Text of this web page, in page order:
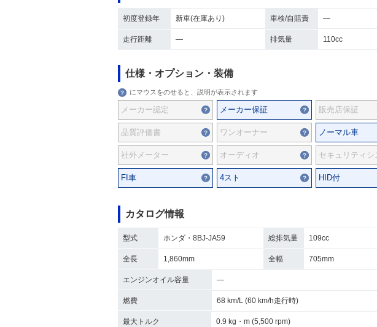
初度登録年 新車(在庫あり) 車検/自賠責 ―
走行距離 ― 排気量 110cc
仕様・オプション・装備
にマウスをのせると、説明が表示されます
メーカー認定 メーカー保証 販売店保証
品質評価書 ワンオーナー ノーマル車
社外メーター オーディオ セキュリティシ
FI車 4スト HID付
カタログ情報
型式 ホンダ・8BJ-JA59 総排気量 109cc
全長 1,860mm 全幅 705mm
エンジンオイル容量 ―
燃費 68 km/L (60 km/h走行時)
最大トルク 0.9 kg・m (5,500 rpm)